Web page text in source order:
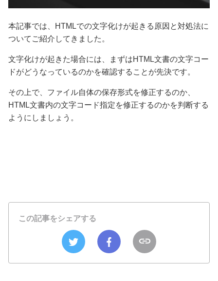
本記事では、HTMLでの文字化けが起きる原因と対処法に
ついてご紹介してきました。
文字化けが起きた場合には、まずはHTML文書の文字コー
ドがどうなっているのかを確認することが先決です。
その上で、ファイル自体の保存形式を修正するのか、
HTML文書内の文字コード指定を修正するのかを判断する
ようにしましょう。
この記事をシェアする